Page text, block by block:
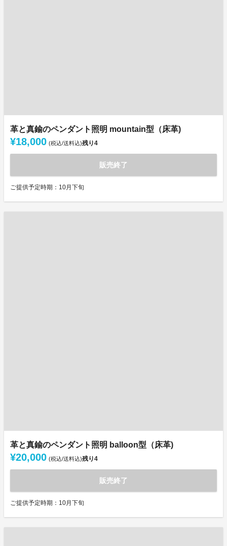
革と真鍮のペンダント照明 mountain型（床革)
¥18,000 (税込/送料込)残り4
販売終了
ご提供予定時期：10月下旬
革と真鍮のペンダント照明 balloon型（床革)
¥20,000 (税込/送料込)残り4
販売終了
ご提供予定時期：10月下旬